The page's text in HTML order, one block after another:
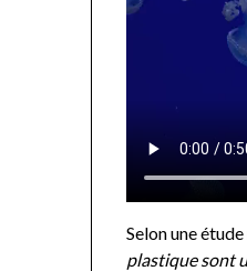
Selon une
plastique sont